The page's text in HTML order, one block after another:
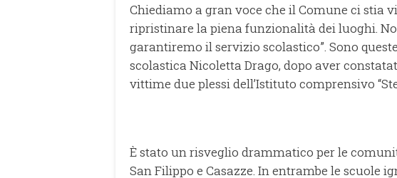
Chiediamo a gran voce che il Comune ci stia
ripristinare la piena funzionalità dei luoghi.
garantiremo il servizio scolastico”. Sono
scolastica Nicoletta Drago, dopo aver
vittime due plessi dell’Istituto comprensivo
È stato un risveglio drammatico per le
San Filippo e Casazze. In entrambe le scuole